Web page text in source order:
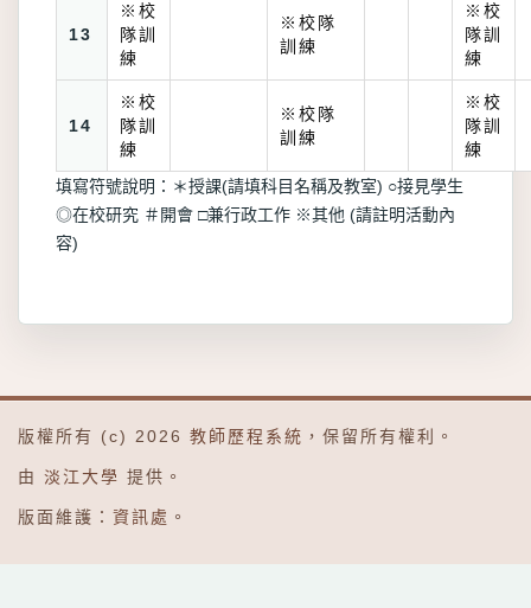
13
※校
隊訓
練
※校隊
訓練
※校
隊訓
練
14
※校
隊訓
練
※校隊
訓練
※校
隊訓
練
填寫符號說明：＊授課(請填科目名稱及教室) ○接見學生
◎在校研究 ＃開會 □兼行政工作 ※其他 (請註明活動內
容)
版權所有 (c) 2026 教師歷程系統 ，保留所有權利。
由 淡江大學 提供。
版面維護： 資訊處 。